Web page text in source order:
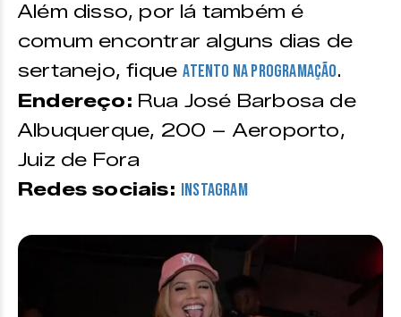
Além disso, por lá também é
comum encontrar alguns dias de
sertanejo, fiqueatento na programação.
Endereço: Rua José Barbosa de
Albuquerque, 200 – Aeroporto,
Juiz de Fora
Redes sociais: Instagram